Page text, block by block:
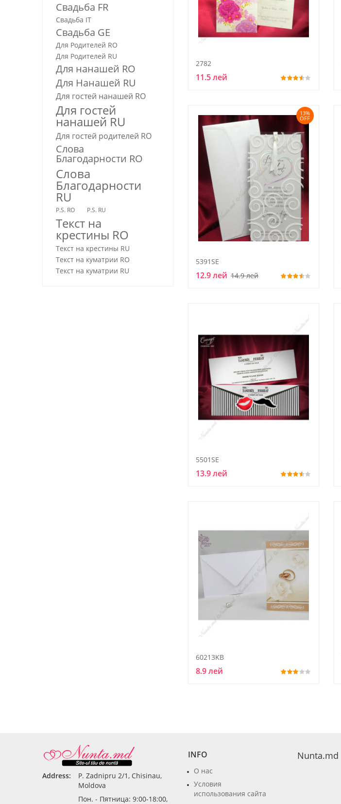
Свадьба FR
Свадьба IT
Свадьба GE
Для Родителей RO
Для Родителей RU
Для нанашей RO
Для Нанашей RU
Для гостей нанашей RО
Для гостей
нанашей RU
Для гостей родителей RO
Слова
Благодарности RO
Слова
Благодарности
RU
P.S. RO P.S. RU
Текст на
крестины RO
Текст на крестины RU
Текст на куматрии RO
Текст на куматрии RU
2782
11.5 лей
13%
OFF
5391SE
12.9 лей 14.9 лей
5501SE
13.9 лей
60213KB
8.9 лей
Address:
P. Zadnipru 2/1, Chisinau,
Moldova
Пон. - Пятница: 9:00-18:00,
INFO
О нас
Условия
использования сайта
Nunta.md